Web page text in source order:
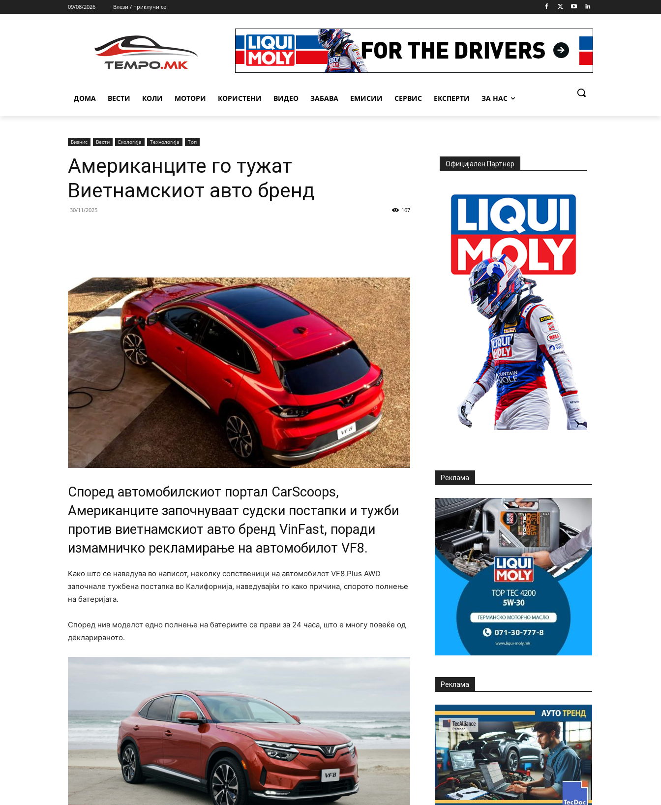
09/08/2026 Влези / приклучи се
ДОМА ВЕСТИ КОЛИ МОТОРИ КОРИСТЕНИ ВИДЕО ЗАБАВА EМИСИИ СЕРВИС ЕКСПЕРТИ ЗА НАС
Бизнис Вести Екологија Технологија Топ
Aмериканците го тужат
Виетнамскиот авто бренд
30/11/2025 167
Според автомобилскиот портал CarScoops,
Американците започнуваат судски постапки и тужби
против виетнамскиот авто бренд VinFast, поради
измамничко рекламирање на автомобилот VF8.
Како што се наведува во написот, неколку сопственици на автомобилот VF8 Plus AWD
започнале тужбена постапка во Калифорнија, наведувајќи го како причина, спорото полнење
на батеријата.
Според нив моделот едно полнење на батериите се прави за 24 часа, што е многу повеќе од
декларираното.
Официјален Партнер
Реклама
Реклама